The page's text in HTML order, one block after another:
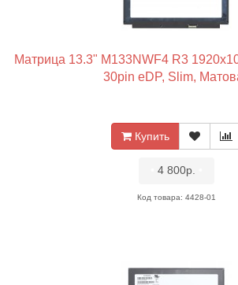
Матрица 13.3" M133NWF4 R3
30pin eDP, Slim,
Купить
4 800р.
Код товара: 4428-01